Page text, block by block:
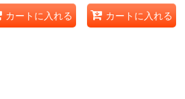
カートに入れる カートに入れる